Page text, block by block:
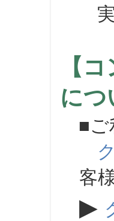
実
【
に
■ご
客
▶